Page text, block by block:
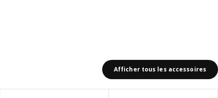
Afficher tous les accessoires